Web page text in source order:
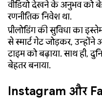
वीडियो देखने के अनुभव को
रणनीतिक निवेश था.
प्रीलोडिंग की सुविधा का
से स्मार्ट गेट जोड़कर,
टाइम को बढ़ाया. साथ ही,
बेहतर बनाया.
Instagram और